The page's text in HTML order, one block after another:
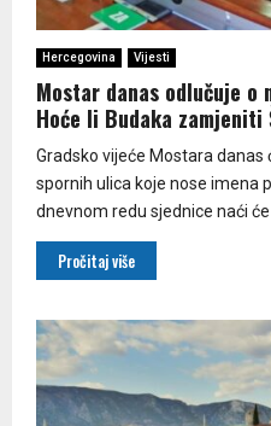
Hercegovina Vijesti
Mostar danas odlučuje o
Hoće li Budaka zamjeniti
Gradsko vijeće Mostara
spornih ulica koje nose imena
dnevnom redu sjednice naći
Pročitaj više